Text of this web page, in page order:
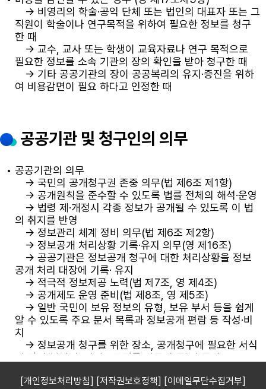
[개인정보처리방침] [저작권보호정책] [이메일무단수집거부]